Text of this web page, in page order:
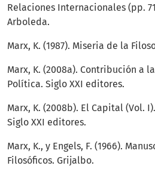
Relaciones Internacionales (pp.
Arboleda.
Marx, K. (1987). Miseria de la
Marx, K. (2008a). Contribución a
Política. Siglo XXI editores.
Marx, K. (2008b). El Capital (Vol.
Siglo XXI editores.
Marx, K., y Engels, F. (1966).
Filosóficos. Grijalbo.